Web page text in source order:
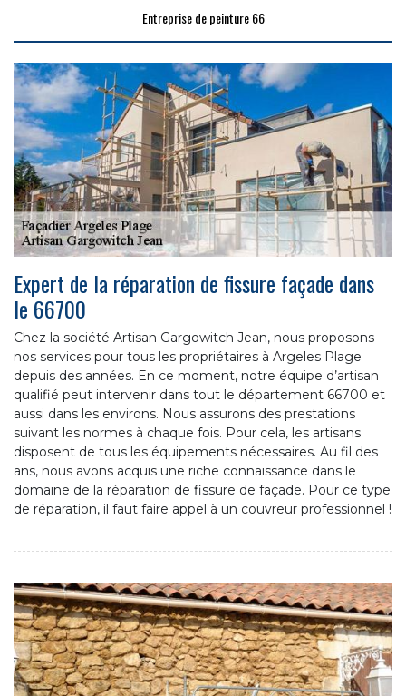
Entreprise de peinture 66
Expert de la réparation de fissure façade dans
le 66700
Chez la société Artisan Gargowitch Jean, nous proposons
nos services pour tous les propriétaires à Argeles Plage
depuis des années. En ce moment, notre équipe d’artisan
qualifié peut intervenir dans tout le département 66700 et
aussi dans les environs. Nous assurons des prestations
suivant les normes à chaque fois. Pour cela, les artisans
disposent de tous les équipements nécessaires. Au fil des
ans, nous avons acquis une riche connaissance dans le
domaine de la réparation de fissure de façade. Pour ce type
de réparation, il faut faire appel à un couvreur professionnel !